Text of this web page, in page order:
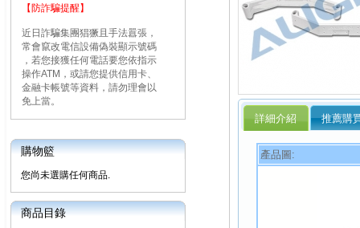
【防詐騙提醒】
近日詐騙集團猖獗且手法囂張，
常會竄改電信設備偽裝顯示號碼
，若您接獲任何電話要您依指示
操作ATM，或請您提供信用卡、
金融卡帳號等資料，請勿理會以
免上當。
購物籃
您尚未選購任何商品.
商品目錄
詳細介紹 推薦購
產品圖: